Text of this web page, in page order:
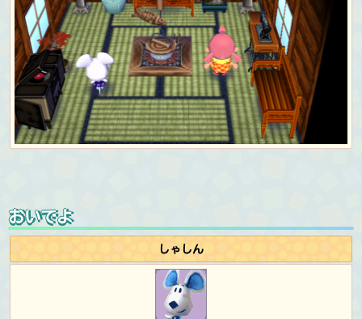
おいでよ
しゃしん